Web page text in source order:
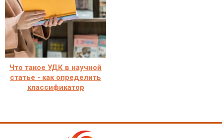
Что такое УДК в научной
статье - как определить
классификатор